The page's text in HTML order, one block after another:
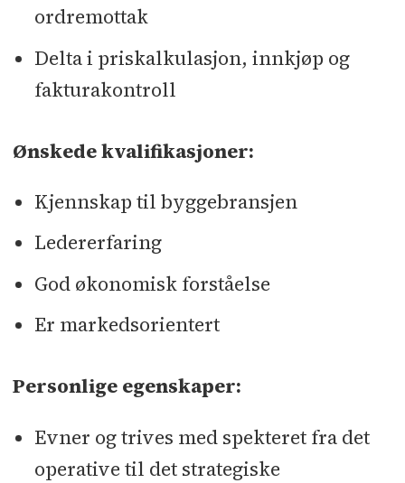
ordremottak
Delta i priskalkulasjon, innkjøp og
fakturakontroll
Ønskede kvalifikasjoner:
Kjennskap til byggebransjen
Ledererfaring
God økonomisk forståelse
Er markedsorientert
Personlige egenskaper:
Evner og trives med spekteret fra det
operative til det strategiske